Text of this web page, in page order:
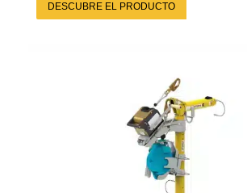
DESCUBRE EL PRODUCTO